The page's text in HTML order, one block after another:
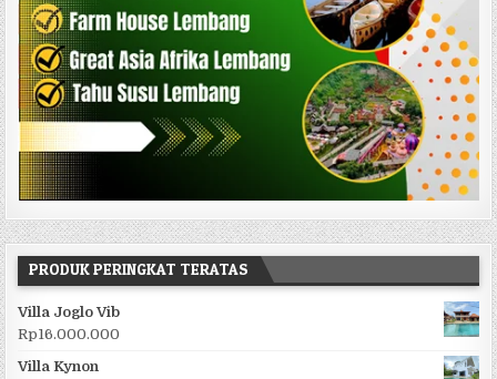
PRODUK PERINGKAT TERATAS
Villa Joglo Vib
Rp16.000.000
Villa Kynon